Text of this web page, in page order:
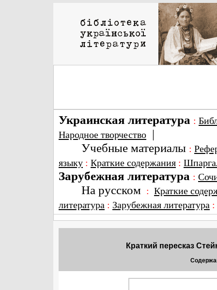
Украинская литература :
Народное творчество |
Учебные материалы :
языку : Краткие содержания :
Зарубежная литература :
На русском : Краткие
литература : Зарубежная литература
Краткий пересказ